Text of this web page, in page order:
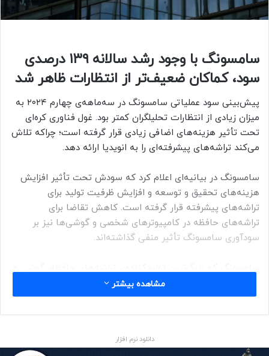
سامسونگ با وجود رشد سالانه ۱۳۹ درصدی
سود، کماکان ضعیف‌تر از انتظارات ظاهر شد
پیش‌بینی سود عملیاتی سامسونگ در سه‌ماهه‌ی چهارم ۲۰۲۴ به
میزان زیادی از انتظارات تحلیلگران کمتر بود. غول فناوری کره‌ای
تحت تأثیر هزینه‌های اضافی زیادی قرار گرفته است؛ چراکه تلاش
می‌کند تراشه‌های پیشرفته‌ای را به انویدیا ارائه دهد.
سامسونگ در بیانیه‌ای اعلام کرد که سودش تحت تأثیر افزایش
هزینه‌های تحقیق و توسعه و افزایش ظرفیت تولید برای
تراشه‌های پیشرفته قرار گرفته است. کاهش تقاضا برای
تراشه‌های حافظه‌ در کامپیوترهای شخصی و گوشی‌ها نیز بر
سودآوری سامسونگ تأثیر منفی گذاشته‌اند.
تلویزیون در جهان محسوب می‌شود، پیش‌بینی می‌کند که سود
عملیاتی ۶٫۵ تریلیون وون (۴٫۵ میلیارد دلار) را برای سه‌ماهه‌ی
منتهی به ۳۱ دسامبر (۱۱ دی) ثبت کند که بسیار کمتر از برآورد ۷٫۷
مشاهده بیشتر
دانلود نرم افزار